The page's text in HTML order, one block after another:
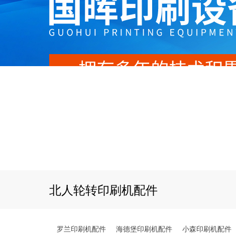
北人轮转印刷机配件
罗兰印刷机配件 海德堡印刷机配件 小森印刷机配件